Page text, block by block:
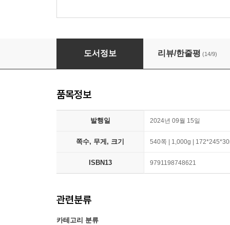
주식이 오르고 내리는 이유
도서정보 리뷰/한줄평 (14/9)
품목정보
발행일 2024년 09월 15일
쪽수, 무게, 크기 540쪽 | 1,000g |
ISBN13 9791198748621
관련분류
카테고리 분류